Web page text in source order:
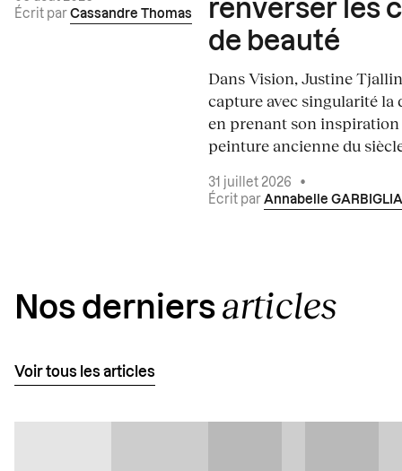
Écrit par Cassandre Thomas
renverser les
de beauté
Dans Vision, Justine
capture avec singularité la
en prenant son inspiration
peinture ancienne du
31 juillet 2026
•
Écrit par Annabelle GARBIGLIA
Nos derniers articles
Voir tous les articles